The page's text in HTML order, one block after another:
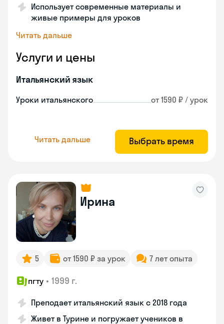
Использует современные материалы и
живые примеры для уроков
Читать дальше
Услуги и цены
Итальянский язык
Уроки итальянского от 1590 ₽ / урок
Читать дальше Выбрать время
Ирина
5 от 1590 ₽ за урок 7 лет опыта
пгту • 1999 г.
Преподает итальянский язык с 2018 года
Живет в Турине и погружает учеников в